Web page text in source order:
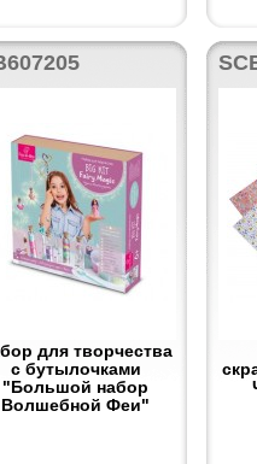
для творчества
с бутылочками
"Большой набор
Волшебной Феи"